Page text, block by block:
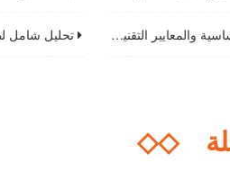
تحليل شامل التقنية ودليل الاختيار
◇◇